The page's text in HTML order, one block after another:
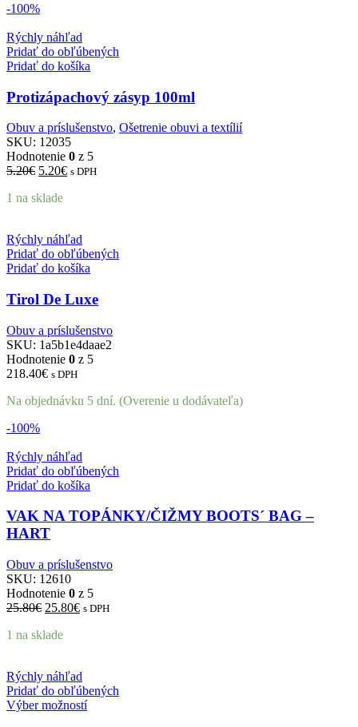
-100%
Rýchly náhľad
Pridať do obľúbených
Pridať do košíka
Protizápachový zásyp 100ml
Obuv a príslušenstvo, Ošetrenie obuvi a textílií
SKU: 12035
Hodnotenie 0 z 5
5.20€ Pôvodná
bola:
5.20€Aktuálna
s DPH
1 na sklade
Rýchly náhľad
Pridať do obľúbených
Pridať do košíka
Tirol De Luxe
Obuv a príslušenstvo
SKU: 1a5b1e4daae2
Hodnotenie 0 z 5
218.40€ s DPH
Na objednávku 5 dní. (Overenie u dodávateľa)
-100%
Rýchly náhľad
Pridať do obľúbených
Pridať do košíka
VAK NA TOPÁNKY/ČIŽMY BOOTS´ BAG –
HART
Obuv a príslušenstvo
SKU: 12610
Hodnotenie 0 z 5
25.80€ Pôvodná
bola:
25.80€Aktuálna
s DPH
1 na sklade
Rýchly náhľad
Pridať do obľúbených
Výber možností